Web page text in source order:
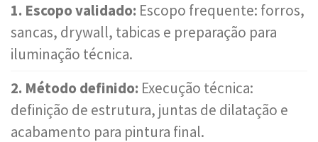
1. Escopo validado: Escopo frequente: forros,
sancas, drywall, tabicas e preparação para
iluminação técnica.
2. Método definido: Execução técnica:
definição de estrutura, juntas de dilatação e
acabamento para pintura final.